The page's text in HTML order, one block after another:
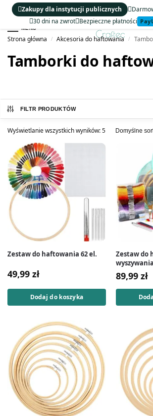
30 dni na zwrot Bezpieczne płatności
Zakupy dla instytucji publicznych
MENU
Strona główna / Akcesoria do haftowania /
Tamborki do
FILTR PRODUKTÓW
Wyświetlanie wszystkich wyników: 5
Zestaw do haftowania 62 el.
49,99 zł
Dodaj do koszyka
Zestaw do
mulin, igły,
89,99 zł